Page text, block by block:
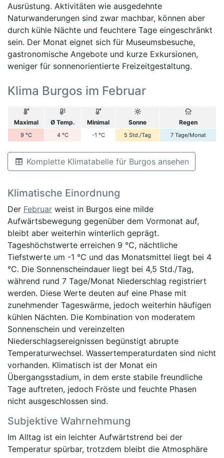
Ausrüstung. Aktivitäten wie ausgedehnte
Naturwanderungen sind zwar machbar, können aber
durch kühle Nächte und feuchtere Tage eingeschränkt
sein. Der Monat eignet sich für Museumsbesuche,
gastronomische Angebote und kurze Exkursionen,
weniger für sonnenorientierte Freizeitgestaltung.
Klima Burgos im Februar
Maximal Ø Temp. Minimal Sonne Regen
9 °C 4 °C -1 °C 5 Std./Tag 7 Tage/Monat
Komplette Klimatabelle für Burgos ansehen
Klimatische Einordnung
Der Februar weist in Burgos eine milde
Aufwärtsbewegung gegenüber dem Vormonat auf,
bleibt aber weiterhin winterlich geprägt.
Tageshöchstwerte erreichen 9 °C, nächtliche
Tiefstwerte um -1 °C und das Monatsmittel liegt bei 4
°C. Die Sonnenscheindauer liegt bei 4,5 Std./Tag,
während rund 7 Tage/Monat Niederschlag registriert
werden. Diese Werte deuten auf eine Phase mit
zunehmender Tageswärme, jedoch weiterhin häufigen
kühlen Nächten. Die Kombination von moderatem
Sonnenschein und vereinzelten
Niederschlagsereignissen begünstigt abrupte
Temperaturwechsel. Wassertemperaturdaten sind nicht
vorhanden. Klimatisch ist der Monat ein
Übergangsstadium, in dem erste stabile freundliche
Tage auftreten, jedoch Fröste und feuchte Phasen
nicht ausgeschlossen sind.
Subjektive Wahrnehmung
Im Alltag ist ein leichter Aufwärtstrend bei der
Temperatur spürbar, trotzdem bleibt die Atmosphäre